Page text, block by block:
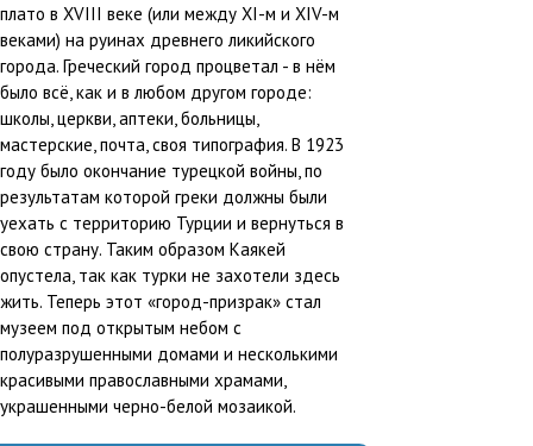
плато в XVIII веке (или между XI-м и XIV-м
веками) на руинах древнего ликийского
города. Греческий город процветал - в нём
было всё, как и в любом другом городе:
школы, церкви, аптеки, больницы,
мастерские, почта, своя типография. В 1923
году было окончание турецкой войны, по
результатам которой греки должны были
уехать с территорию Турции и вернуться в
свою страну. Таким образом Каякей
опустела, так как турки не захотели здесь
жить. Теперь этот «город-призрак» стал
музеем под открытым небом с
полуразрушенными домами и несколькими
красивыми православными храмами,
украшенными черно-белой мозаикой.